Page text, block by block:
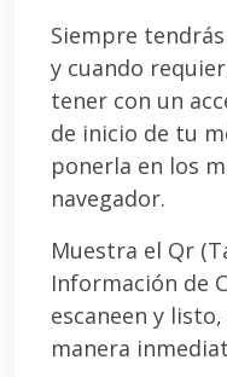
Siempre
y cuando
tener con un
de inicio de tu
ponerla en los
navegador.
Muestra el Qr
Información de
escaneen y
manera